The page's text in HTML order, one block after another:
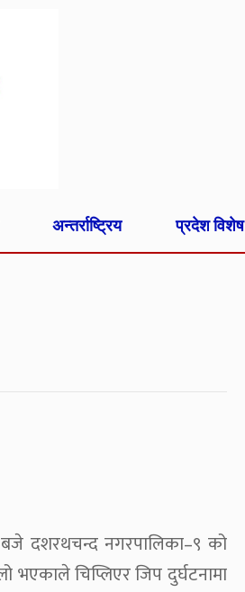
अन्तर्राष्ट्रिय प्रदेश विशेष
दशरथचन्द नगरपालिका–९ को
भएकाले चिप्लिएर जिप दुर्घटनामा